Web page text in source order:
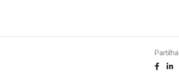
Partilha